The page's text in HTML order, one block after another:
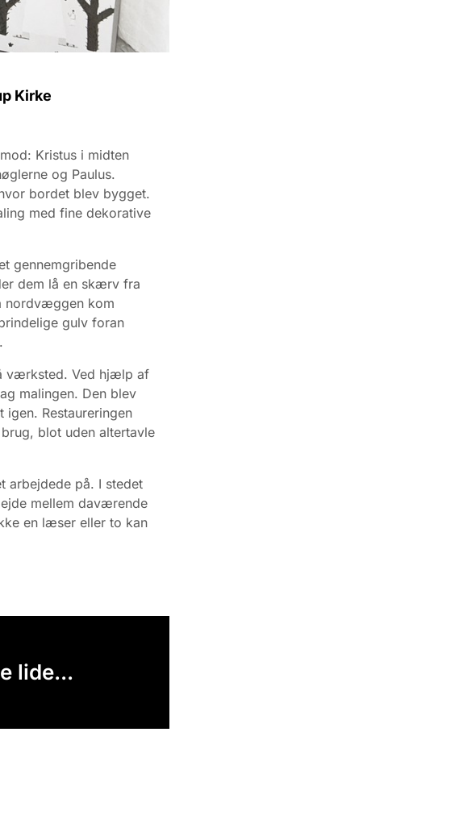
Kirke
Kristus i midten
og Paulus.
bordet blev bygget.
med fine dekorative
gennemgribende
dem lå en skærv fra
nordvæggen kom
gulv foran
værksted. Ved hjælp af
malingen. Den blev
Restaureringen
blot uden altertavle
arbejdede på. I stedet
mellem daværende
en læser eller to kan
lide...